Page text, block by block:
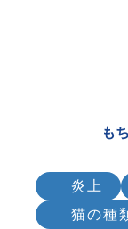
も
炎上
猫の種